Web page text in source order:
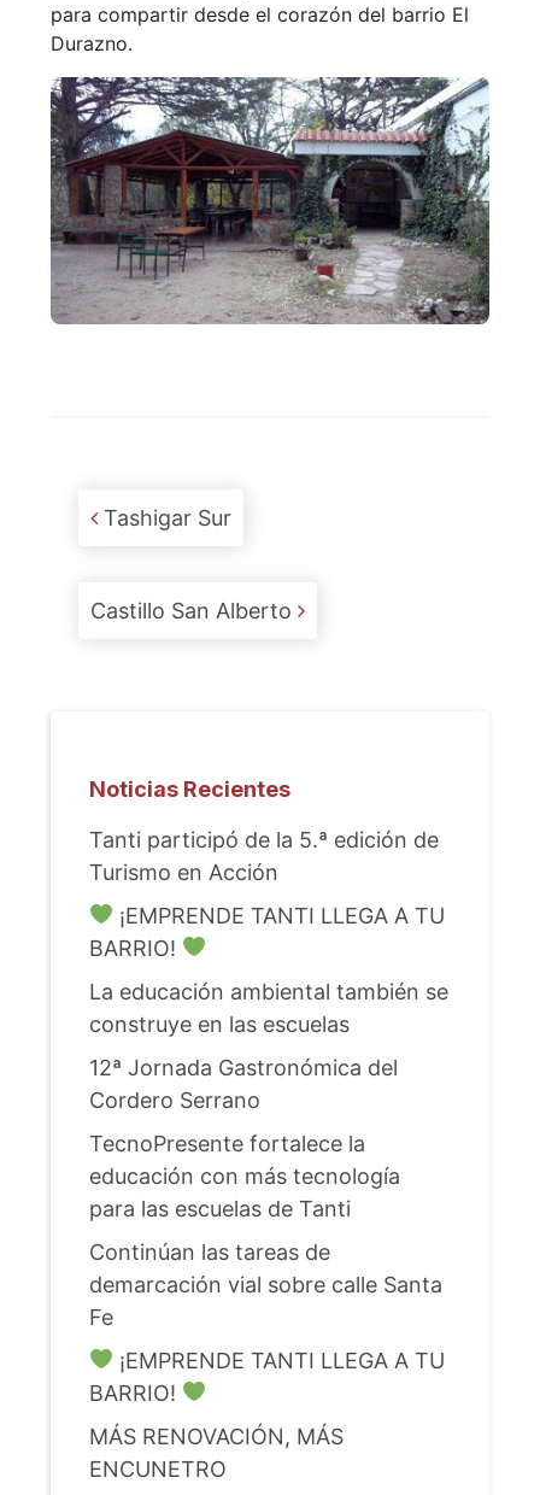
para compartir desde el corazón del barrio El
Durazno.
Post navigation
Tashigar Sur
Castillo San Alberto
Noticias Recientes
Tanti participó de la 5.ª edición de
Turismo en Acción
¡EMPRENDE TANTI LLEGA A TU
BARRIO!
La educación ambiental también se
construye en las escuelas
12ª Jornada Gastronómica del
Cordero Serrano
TecnoPresente fortalece la
educación con más tecnología
para las escuelas de Tanti
Continúan las tareas de
demarcación vial sobre calle Santa
Fe
¡EMPRENDE TANTI LLEGA A TU
BARRIO!
MÁS RENOVACIÓN, MÁS
ENCUNETRO